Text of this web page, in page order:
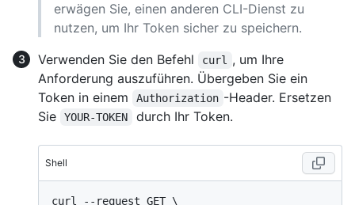
erwägen Sie, einen anderen CLI-Dienst zu
nutzen, um Ihr Token sicher zu speichern.
Verwenden Sie den Befehl
curl
, um Ihre
Anforderung auszuführen. Übergeben Sie ein
Token in einem
Authorization -Header. Ersetzen
Sie
YOUR-TOKEN durch Ihr Token.
Shell
curl --request GET \